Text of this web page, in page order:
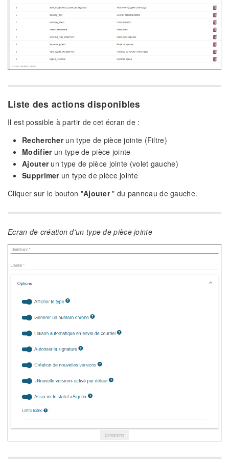
Liste des actions disponibles
Il est possible à partir de cet écran de :
Rechercherun type de pièce jointe (Filtre)
Modifierun type de pièce jointe
Ajouterun type de pièce jointe (volet gauche)
Supprimerun type de pièce jointe
Cliquer sur le bouton "Ajouter" du panneau de gauche.
Ecran de création d'un type de pièce jointe